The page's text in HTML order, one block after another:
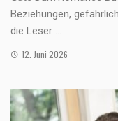
Beziehungen,
die Leser ...
12. Juni 2026